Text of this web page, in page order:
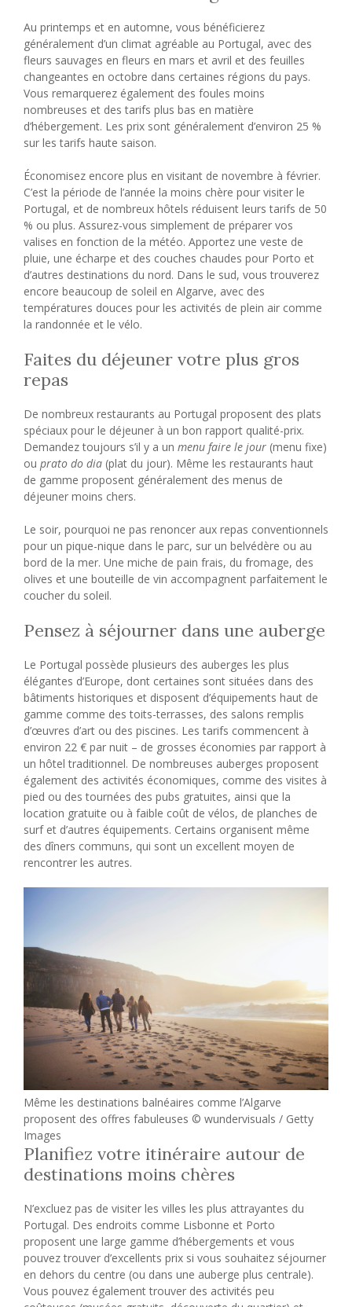
Au printemps et en automne, vous bénéficierez
généralement d’un climat agréable au Portugal, avec des
fleurs sauvages en fleurs en mars et avril et des feuilles
changeantes en octobre dans certaines régions du pays.
Vous remarquerez également des foules moins
nombreuses et des tarifs plus bas en matière
d’hébergement. Les prix sont généralement d’environ 25 %
sur les tarifs haute saison.
Économisez encore plus en visitant de novembre à février.
C’est la période de l’année la moins chère pour visiter le
Portugal, et de nombreux hôtels réduisent leurs tarifs de 50
% ou plus. Assurez-vous simplement de préparer vos
valises en fonction de la météo. Apportez une veste de
pluie, une écharpe et des couches chaudes pour Porto et
d’autres destinations du nord. Dans le sud, vous trouverez
encore beaucoup de soleil en Algarve, avec des
températures douces pour les activités de plein air comme
la randonnée et le vélo.
Faites du déjeuner votre plus gros
repas
De nombreux restaurants au Portugal proposent des plats
spéciaux pour le déjeuner à un bon rapport qualité-prix.
Demandez toujours s’il y a un menu faire le jour (menu fixe)
ou prato do dia (plat du jour). Même les restaurants haut
de gamme proposent généralement des menus de
déjeuner moins chers.
Le soir, pourquoi ne pas renoncer aux repas conventionnels
pour un pique-nique dans le parc, sur un belvédère ou au
bord de la mer. Une miche de pain frais, du fromage, des
olives et une bouteille de vin accompagnent parfaitement le
coucher du soleil.
Pensez à séjourner dans une auberge
Le Portugal possède plusieurs des auberges les plus
élégantes d’Europe, dont certaines sont situées dans des
bâtiments historiques et disposent d’équipements haut de
gamme comme des toits-terrasses, des salons remplis
d’œuvres d’art ou des piscines. Les tarifs commencent à
environ 22 € par nuit – de grosses économies par rapport à
un hôtel traditionnel. De nombreuses auberges proposent
également des activités économiques, comme des visites à
pied ou des tournées des pubs gratuites, ainsi que la
location gratuite ou à faible coût de vélos, de planches de
surf et d’autres équipements. Certains organisent même
des dîners communs, qui sont un excellent moyen de
rencontrer les autres.
Même les destinations balnéaires comme l’Algarve
proposent des offres fabuleuses © wundervisuals / Getty
Images
Planifiez votre itinéraire autour de
destinations moins chères
N’excluez pas de visiter les villes les plus attrayantes du
Portugal. Des endroits comme Lisbonne et Porto
proposent une large gamme d’hébergements et vous
pouvez trouver d’excellents prix si vous souhaitez séjourner
en dehors du centre (ou dans une auberge plus centrale).
Vous pouvez également trouver des activités peu